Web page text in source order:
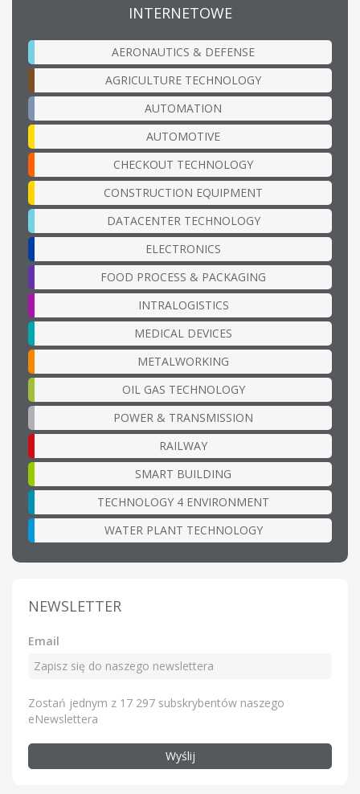
INTERNETOWE
AERONAUTICS & DEFENSE
AGRICULTURE TECHNOLOGY
AUTOMATION
AUTOMOTIVE
CHECKOUT TECHNOLOGY
CONSTRUCTION EQUIPMENT
DATACENTER TECHNOLOGY
ELECTRONICS
FOOD PROCESS & PACKAGING
INTRALOGISTICS
MEDICAL DEVICES
METALWORKING
OIL GAS TECHNOLOGY
POWER & TRANSMISSION
RAILWAY
SMART BUILDING
TECHNOLOGY 4 ENVIRONMENT
WATER PLANT TECHNOLOGY
NEWSLETTER
Email
Zostań jednym z 17 297 subskrybentów naszego
eNewslettera
Wyślij